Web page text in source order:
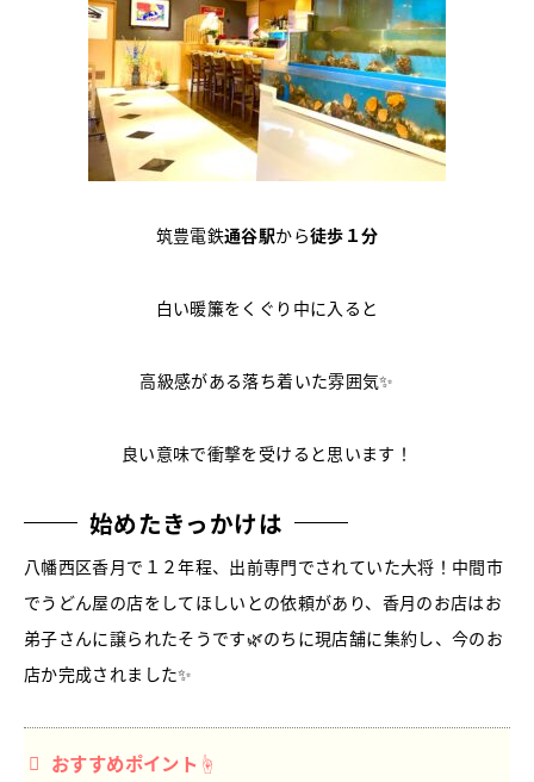
筑豊電鉄通谷駅から徒歩１分
白い暖簾をくぐり中に入ると
高級感がある落ち着いた雰囲気✨
良い意味で衝撃を受けると思います！
始めたきっかけは
八幡西区香月で１２年程、出前専門でされていた大将！中間市
でうどん屋の店をしてほしいとの依頼があり、香月のお店はお
弟子さんに譲られたそうです🌿のちに現店舗に集約し、今のお
店か完成されました✨
おすすめポイント☝